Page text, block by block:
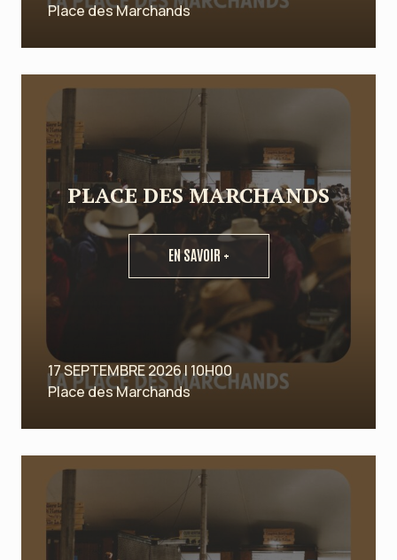
Place des Marchands
PLACE DES MARCHANDS
EN SAVOIR +
17 SEPTEMBRE 2026 | 10H00
Place des Marchands